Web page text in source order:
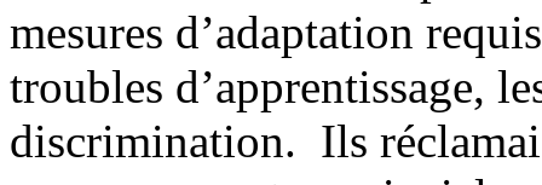
mesures d’adaptation
troubles d’apprentissage,
discrimination. Ils